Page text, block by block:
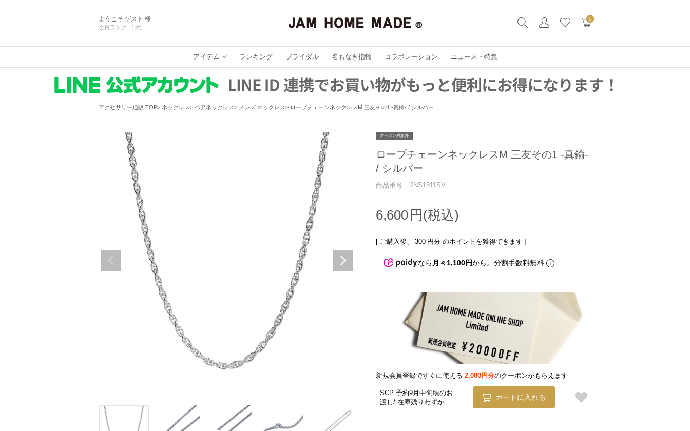
ようこそ ゲスト 様
会員ランク : ( pt)
0
アイテム ランキング ブライダル 名もなき指輪 コラボレーション ニュース・特集
アクセサリー通販 TOP ネックレス ペアネックレス メンズ ネックレス ロープチェーンネックレスM 三友その1 -真鍮- / シルバー
クーポン対象外
ロープチェーンネックレスM 三友その1 -真鍮-
/ シルバー
商品番号 JNS1311SV
6,600
[ ご購入後、 300 円分 のポイントを獲得できます ]
なら 月々1,100円から。分割手数料無料
新規会員登録ですぐに使える 2,000円分のクーポンがもらえます
SCP 予約9月中旬頃のお
渡し
在庫残りわずか
カートに入れる